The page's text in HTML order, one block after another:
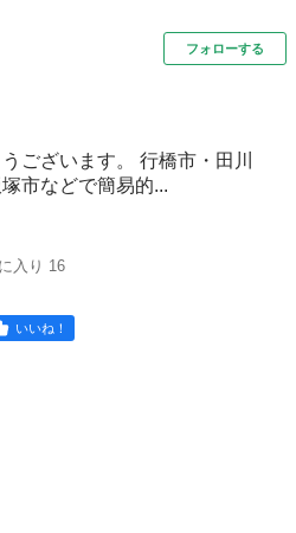
フォローする
ございます。 行橋市・田川
市などで簡易的...
入り 16
いいね！